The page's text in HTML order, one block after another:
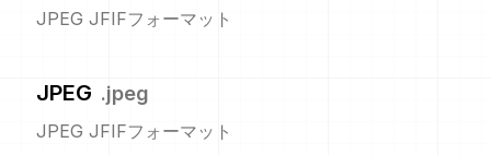
JPEG JFIFフォーマット
JPEG .jpeg
JPEG JFIFフォーマット